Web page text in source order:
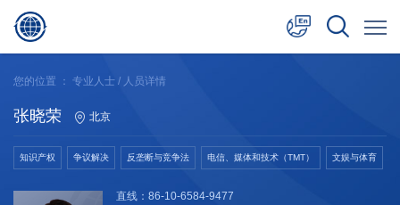
日本語
您的位置 ： 专业人士 / 人员详情
张晓荣 北京
知识产权 争议解决 反垄断与竞争法 电信、媒体和技术（TMT） 文娱与体育
直线：86-10-6584-9477